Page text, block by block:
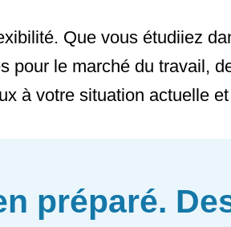
Que vous étudiiez
le marché du travail,
à votre situation actuelle
préparé.